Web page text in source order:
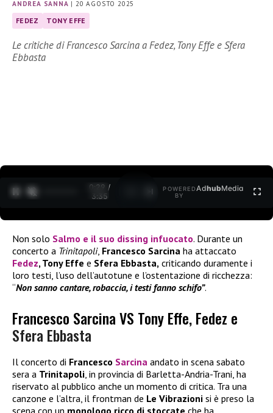
ANDREA SANNA |20 AGOSTO 2025
FEDEZ TONY EFFE
Le critiche di Francesco Sarcina a Fedez, Tony Effe e Sfera
Ebbasta
0:30 /
3:35
POWERED
BY
AdhubMedia
Non solo Salmo e il suo dissing infuocato. Durante un
concerto a Trinitapoli, Francesco Sarcina ha attaccato
Fedez, Tony Effe e Sfera Ebbasta, criticando duramente i
loro testi, l’uso dell’autotune e l’ostentazione di ricchezza:
“Non sanno cantare, robaccia, i testi fanno schifo”.
Francesco Sarcina VS Tony Effe, Fedez e
Sfera Ebbasta
Il concerto di Francesco Sarcina andato in scena sabato
sera a Trinitapoli, in provincia di Barletta-Andria-Trani, ha
riservato al pubblico anche un momento di critica. Tra una
canzone e l’altra, il frontman de Le Vibrazioni si è preso la